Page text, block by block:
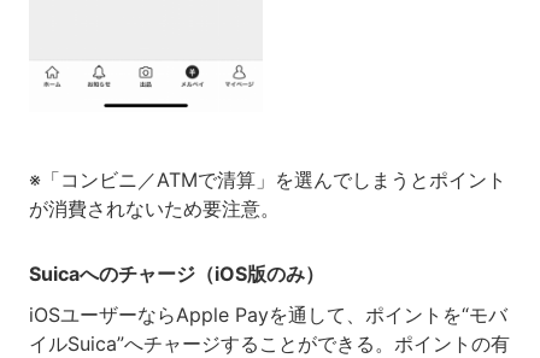
※「コンビニ／ATMで清算」を選んでしまうとポイント
が消費されないため要注意。
Suicaへのチャージ（iOS版のみ）
iOSユーザーならApple Payを通して、ポイントを“モバ
イルSuica”へチャージすることができる。ポイントの有